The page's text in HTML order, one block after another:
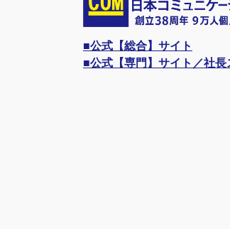
■公式【総合】サイト
■公式【専門】サイト／社